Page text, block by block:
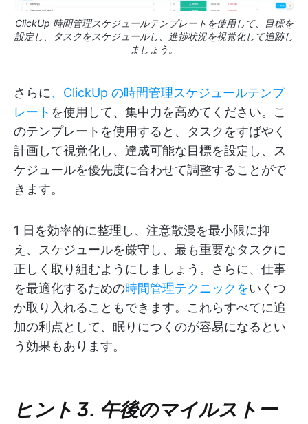
ClickUp 時間管理スケジュールテンプレートを使用して、目標を
設定し、タスクをスケジュールし、進捗状況を視覚化して追跡し
ましょう。
さらに、ClickUp の時間管理スケジュールテンプ
レート を使用して、集中力を高めてください。こ
のテンプレートを使用すると、タスクをすばやく
計画して視覚化し、達成可能な目標を設定し、ス
ケジュールを優先度に合わせて調整することがで
きます。
1 日を効率的に整理し、注意散漫を最小限に抑
え、スケジュールを厳守し、最も重要なタスクに
正しく取り組むようにしましょう。さらに、仕事
を最適化するための時間管理テクニックをいくつ
か取り入れることもできます。これらすべてに追
加の利点として、眠りにつくのが容易になるとい
う効果もあります。
ヒント 3. 午後のマイルストー